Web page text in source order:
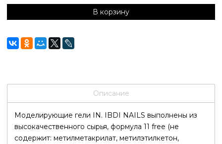
В корзину
Описание
Моделирующие гели IN. IBDI NAILS выполнены из
высокачественного сырья, формула 11 free (не
содержит: метилметакрилат, метилэтилкетон,